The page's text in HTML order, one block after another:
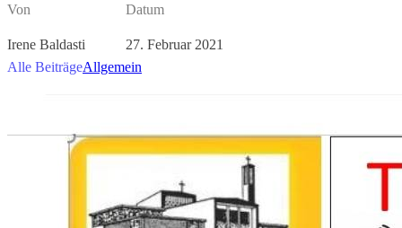
Von
Irene Baldasti
Datum
27. Februar 2021
Alle BeiträgeAllgemein